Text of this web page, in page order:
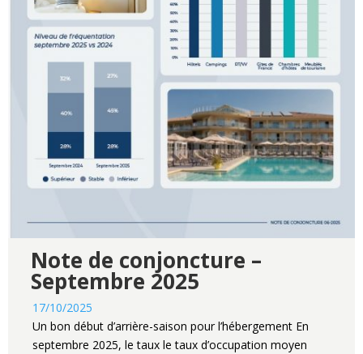
Note de conjoncture –
Septembre 2025
17/10/2025
Un bon début d’arrière-saison pour l’hébergement En
septembre 2025, le taux le taux d’occupation moyen